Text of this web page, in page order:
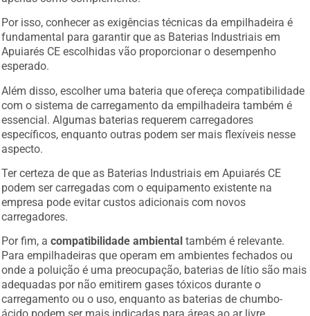
Por isso, conhecer as exigências técnicas da empilhadeira é
fundamental para garantir que as Baterias Industriais em
Apuiarés CE escolhidas vão proporcionar o desempenho
esperado.
Além disso, escolher uma bateria que ofereça compatibilidade
com o sistema de carregamento da empilhadeira também é
essencial. Algumas baterias requerem carregadores
específicos, enquanto outras podem ser mais flexíveis nesse
aspecto.
Ter certeza de que as Baterias Industriais em Apuiarés CE
podem ser carregadas com o equipamento existente na
empresa pode evitar custos adicionais com novos
carregadores.
Por fim, a compatibilidade ambiental também é relevante.
Para empilhadeiras que operam em ambientes fechados ou
onde a poluição é uma preocupação, baterias de lítio são mais
adequadas por não emitirem gases tóxicos durante o
carregamento ou o uso, enquanto as baterias de chumbo-
ácido podem ser mais indicadas para áreas ao ar livre.